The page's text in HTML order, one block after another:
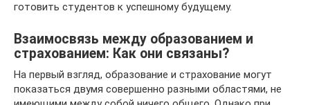
готовить студентов к успешному будущему.
Взаимосвязь между образованием и
страхованием: Как они связаны?
На первый взгляд, образование и страхование могут
показаться двумя совершенно разными областями, не